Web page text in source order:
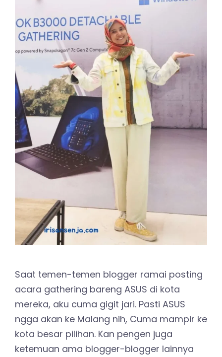
Saat temen-temen blogger ramai posting
acara gathering bareng ASUS di kota
mereka, aku cuma gigit jari. Pasti ASUS
ngga akan ke Malang nih, Cuma mampir ke
kota besar pilihan. Kan pengen juga
ketemuan ama blogger-blogger lainnya